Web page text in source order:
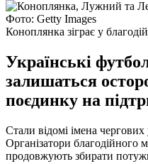
Фото: Getty Images
Коноплянка зіграє у
Українські
залишаться
поєдинку на
Стали відомі імена чергових
Організатори благодійного
продовжують збирати